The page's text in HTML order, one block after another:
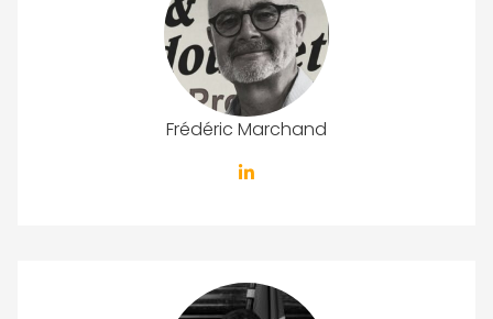
Frédéric Marchand